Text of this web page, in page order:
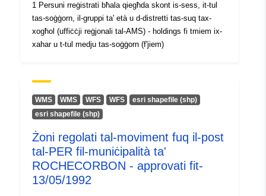
Noti dwar il-
verżjoni:
Enthaltene Daten: Monat
(Datum) Code des
Arbeitsmarktbezirks
(Geschlecht)
(Vormerkdauer)
Altersgruppen - 5 Jahre
(Altersgruppe) Bestand zum
1 Persuni rreġistrati bħala qiegħda skont is-sess, it-tul
tas-soġġorn, il-gruppi ta' età u d-distretti tas-suq tax-
xogħol (uffiċċji reġjonali tal-AMS) - holdings fi tmiem ix-
xahar u t-tul medju tas-soġġorn (f'jiem)
WMS WMS WFS WFS
esri shapefile (shp)
esri shapefile (shp)
Żoni regolati tal-moviment fuq il-post
tal-PER fil-muniċipalità ta'
ROCHECORBON - approvati fit-
13/05/1992